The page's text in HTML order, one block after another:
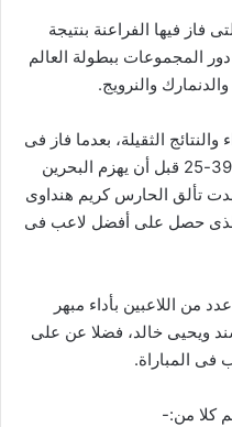
فاز فيها الفراعنة بنتيجة
دور المجموعات ببطولة العالم
والنرويج.
الثقيلة، بعدما فاز فى
أولى مواجهاته على الأرجنتين بنتيجة 39-25 قبل أن يهزم البحرين
فى مباراة شهدت تألق الحارس كريم هنداوى
حصل على أفضل لاعب فى
من اللاعبين بأداء مبهر
ويحيى خالد، فضلا عن على
المباراة.
كلا من:-